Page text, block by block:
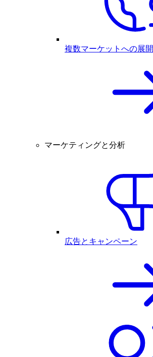
複数マーケットへの展開
マーケティングと分析
広告とキャンペーン